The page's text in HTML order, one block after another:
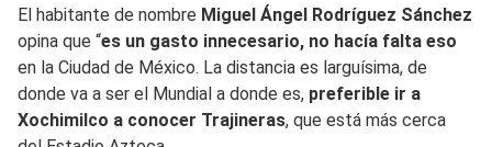
El habitante de nombre Miguel Ángel Rodríguez Sánchez
opina que “es un gasto innecesario, no hacía falta eso
en la Ciudad de México. La distancia es larguísima, de
donde va a ser el Mundial a donde es, preferible ir a
Xochimilco a conocer Trajineras, que está más cerca